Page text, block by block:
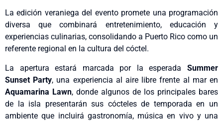
La edición veraniega del evento promete una programación
diversa que combinará entretenimiento, educación y
experiencias culinarias, consolidando a Puerto Rico como un
referente regional en la cultura del cóctel.
La apertura estará marcada por la esperada Summer
Sunset Party, una experiencia al aire libre frente al mar en
Aquamarina Lawn, donde algunos de los principales bares
de la isla presentarán sus cócteles de temporada en un
ambiente que incluirá gastronomía, música en vivo y una